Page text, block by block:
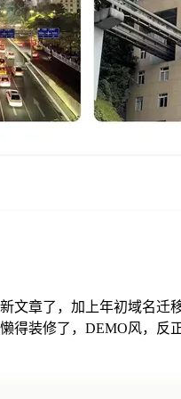
文章了，加上年初域名迁
得装修了，DEMO风，反